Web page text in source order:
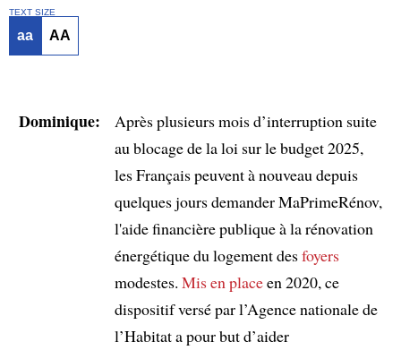
TEXT SIZE
aa AA
Dominique:
Après plusieurs mois d’interruption suite
au blocage de la loi sur le budget 2025,
les Français peuvent à nouveau depuis
quelques jours demander MaPrimeRénov,
l'aide financière publique à la rénovation
énergétique du logement desfoyers
modestes. Mis en placeen 2020, ce
dispositif versé par l’Agence nationale de
l’Habitat a pour but d’aider